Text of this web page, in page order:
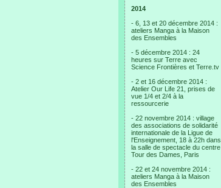
2014
- 6, 13 et 20 décembre 2014 :
ateliers Manga à la Maison
des Ensembles
- 5 décembre 2014 : 24
heures sur Terre avec
Science Frontières et Terre.tv
- 2 et 16 décembre 2014 :
Atelier Our Life 21, prises de
vue 1/4 et 2/4 à la
ressourcerie
- 22 novembre 2014 : village
des associations de solidarité
internationale de la Ligue de
l'Enseignement, 18 à 22h dans
la salle de spectacle du centre
Tour des Dames, Paris
- 22 et 24 novembre 2014 :
ateliers Manga à la Maison
des Ensembles